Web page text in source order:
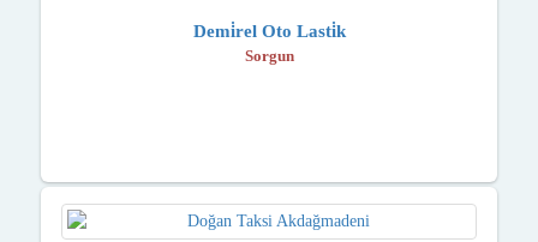
Demi̇rel Oto Lasti̇k
Sorgun